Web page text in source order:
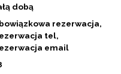
dobą
rezerwacja
tel
email